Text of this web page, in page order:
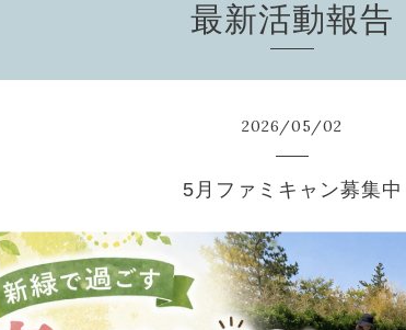
最新活動報告
2026/05/02
5月ファミキャン募集中